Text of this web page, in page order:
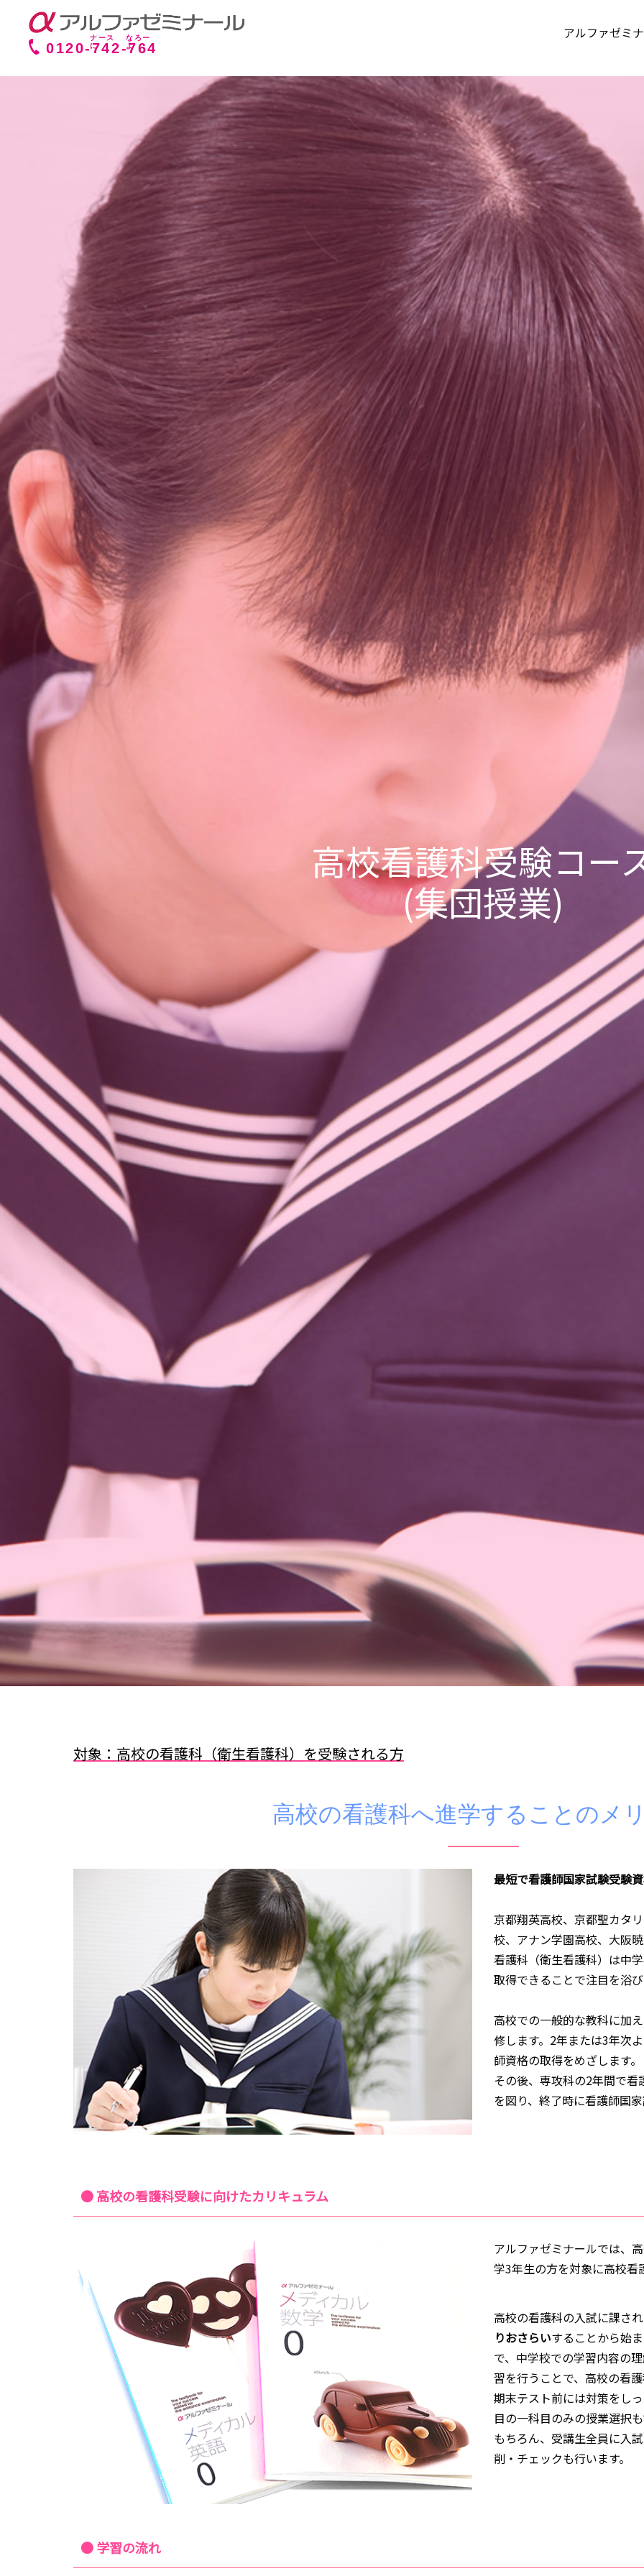
0120-742-764
アルファゼミ
高校看護科受験コー
(集団授業)
対象：高校の看護科（衛生看護科）を受験される方
高校の看護科へ進学することのメ
最短で看護師国家試験受験
京都翔英高校、京都聖カタ
校、アナン学園高校、大阪
看護科 （衛生看護科）は中
取得できることで注目を浴
高校での一般的な教科に加
修します。2年または3年次
師資格の取得をめざします。
その後、専攻科の2年間で
を図り、終了時に看護師国
● 高校の看護科受験に向けたカリキュラム
アルファゼミナールでは、
学3年生の方を対象に高校看
高校の看護科の入試に課さ
りおさらいすることから始
で、中学校での学習内容の
習を行うことで、高校の看
期末テスト前には対策をし
目の一科目のみの授業選択
もちろん、受講生全員に入
削・チェックも行います。
● 学習の流れ